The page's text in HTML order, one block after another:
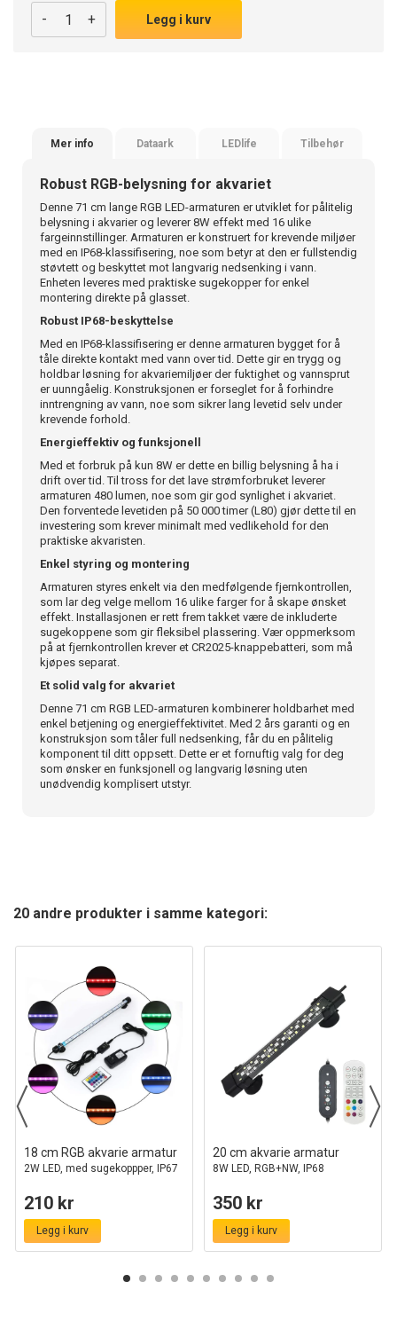
- + Legg i kurv
Mer info Dataark LEDlife Tilbehør
Robust RGB-belysning for akvariet
Denne 71 cm lange RGB LED-armaturen er utviklet for pålitelig
belysning i akvarier og leverer 8W effekt med 16 ulike
fargeinnstillinger. Armaturen er konstruert for krevende miljøer
med en IP68-klassifisering, noe som betyr at den er fullstendig
støvtett og beskyttet mot langvarig nedsenking i vann.
Enheten leveres med praktiske sugekopper for enkel
montering direkte på glasset.
Robust IP68-beskyttelse
Med en IP68-klassifisering er denne armaturen bygget for å
tåle direkte kontakt med vann over tid. Dette gir en trygg og
holdbar løsning for akvariemiljøer der fuktighet og vannsprut
er uunngåelig. Konstruksjonen er forseglet for å forhindre
inntrengning av vann, noe som sikrer lang levetid selv under
krevende forhold.
Energieffektiv og funksjonell
Med et forbruk på kun 8W er dette en billig belysning å ha i
drift over tid. Til tross for det lave strømforbruket leverer
armaturen 480 lumen, noe som gir god synlighet i akvariet.
Den forventede levetiden på 50 000 timer (L80) gjør dette til en
investering som krever minimalt med vedlikehold for den
praktiske akvaristen.
Enkel styring og montering
Armaturen styres enkelt via den medfølgende fjernkontrollen,
som lar deg velge mellom 16 ulike farger for å skape ønsket
effekt. Installasjonen er rett frem takket være de inkluderte
sugekoppene som gir fleksibel plassering. Vær oppmerksom
på at fjernkontrollen krever et CR2025-knappebatteri, som må
kjøpes separat.
Et solid valg for akvariet
Denne 71 cm RGB LED-armaturen kombinerer holdbarhet med
enkel betjening og energieffektivitet. Med 2 års garanti og en
konstruksjon som tåler full nedsenking, får du en pålitelig
komponent til ditt oppsett. Dette er et fornuftig valg for deg
som ønsker en funksjonell og langvarig løsning uten
unødvendig komplisert utstyr.
20 andre produkter i samme kategori:
18 cm RGB akvarie armatur
2W LED, med sugekoppper, IP67
210 kr
Legg i kurv
20 cm akvarie armatur
8W LED, RGB+NW, IP68
350 kr
Legg i kurv